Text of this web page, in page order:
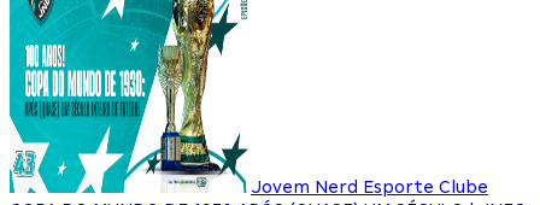
Jovem Nerd Esporte Clube